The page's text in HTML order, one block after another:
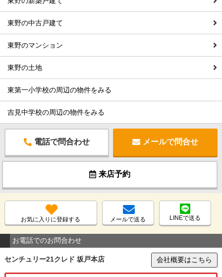
東野の中古戸建て
東野のマンション
東野の土地
東第一小学校の周辺の物件をみる
吉見中学校の周辺の物件をみる
電話で問合わせ メールで問合せ
来店予約
お気に入りに登録する メールで送る LINEで送る
お電話でのお問合わせ
センチュリー21クレド 坂戸本店 会社概要はこちら